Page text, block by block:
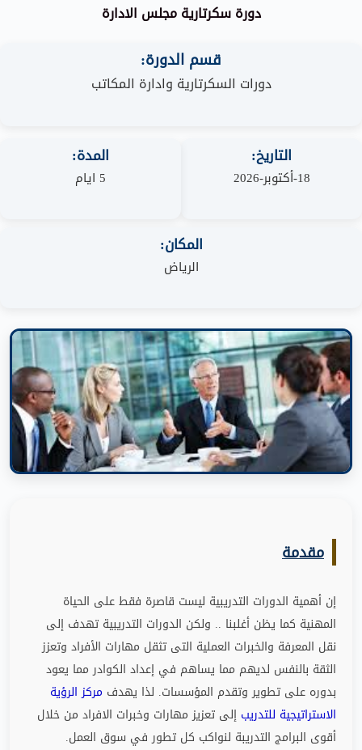
دورة سكرتارية مجلس الادارة
قسم الدورة:
دورات السكرتارية وادارة المكاتب
التاريخ:
18-أكتوبر-2026
المدة:
5 ايام
المكان:
الرياض
مقدمة
إن أهمية الدورات التدريبية ليست قاصرة فقط على الحياة
المهنية كما يظن أغلبنا .. ولكن الدورات التدريبية تهدف إلى
نقل المعرفة والخبرات العملية التى تثقل مهارات الأفراد وتعزز
الثقة بالنفس لديهم مما يساهم في إعداد الكوادر مما يعود
بدوره على تطوير وتقدم المؤسسات. لذا يهدف مركز الرؤية
الاستراتيجية للتدريب إلى تعزيز مهارات وخبرات الافراد من خلال
أقوى البرامج التدريبة لنواكب كل تطور في سوق العمل.